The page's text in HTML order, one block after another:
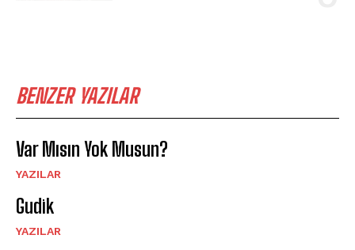
BENZER YAZILAR
Var Mısın Yok Musun?
YAZILAR
Gudik
YAZILAR